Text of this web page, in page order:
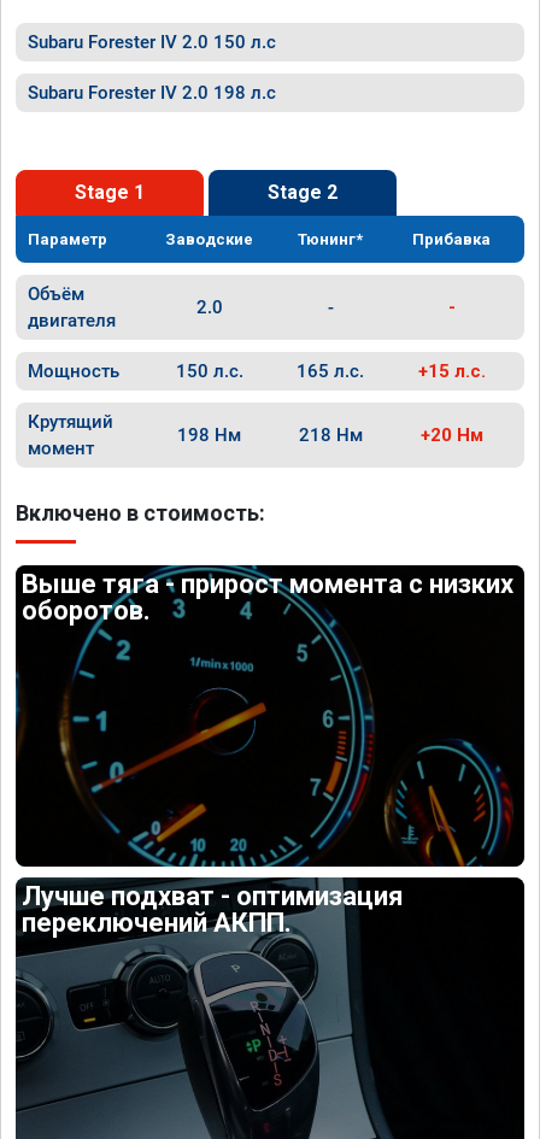
Subaru Forester IV 2.0 150 л.с
Subaru Forester IV 2.0 198 л.с
Stage 1 Stage 2
Параметр Заводские Тюнинг* Прибавка
Объём
двигателя
2.0 - -
Мощность 150 л.с. 165 л.с. +15 л.с.
Крутящий
момент
198 Нм 218 Нм +20 Нм
Включено в стоимость:
Выше тяга - прирост момента с низких
оборотов.
Лучше подхват - оптимизация
переключений АКПП.